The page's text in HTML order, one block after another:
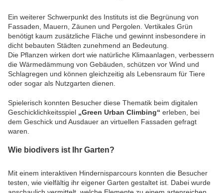
Ein weiterer Schwerpunkt des Instituts ist die Begrünung von
Fassaden, Mauern, Zäunen und Pergolen. Vertikales Grün
benötigt kaum zusätzliche Fläche und gewinnt insbesondere in
dicht bebauten Städten zunehmend an Bedeutung.
Die Pflanzen wirken dort wie natürliche Klimaanlagen, verbessern
die Wärmedämmung von Gebäuden, schützen vor Wind und
Schlagregen und können gleichzeitig als Lebensraum für Tiere
oder sogar als Nutzgarten dienen.
Spielerisch konnten Besucher diese Thematik beim digitalen
Geschicklichkeitsspiel „Green Urban Climbing“ erleben, bei
dem Geschick und Ausdauer an virtuellen Fassaden gefragt
waren.
Wie biodivers ist Ihr Garten?
Mit einem interaktiven Hindernisparcours konnten die Besucher
testen, wie vielfältig ihr eigener Garten gestaltet ist. Dabei wurde